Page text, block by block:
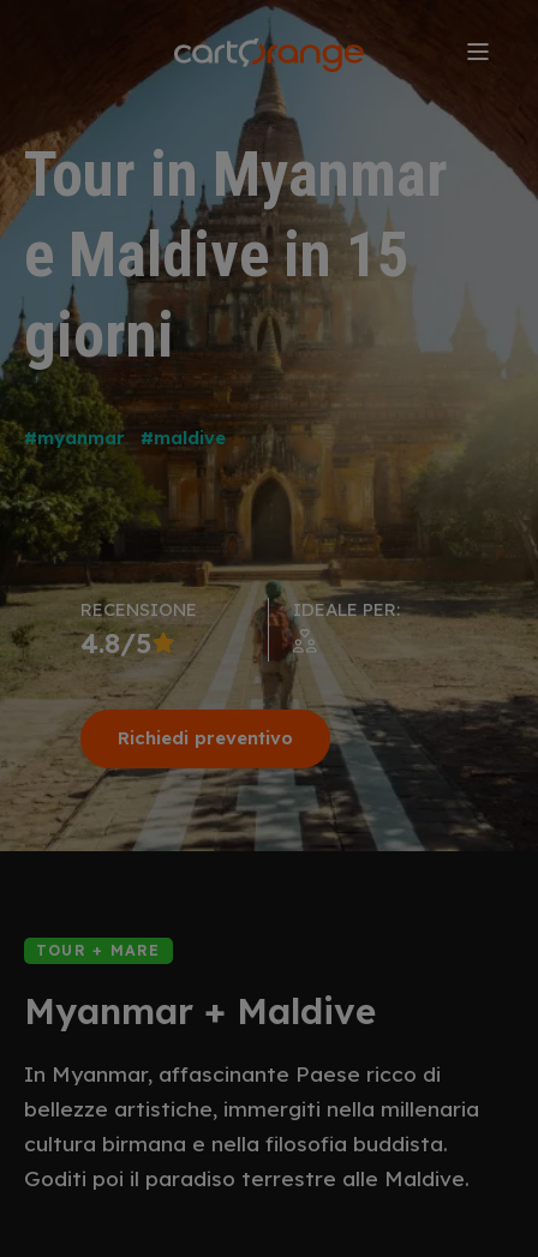
Tour in Myanmar
e Maldive in 15
giorni
#myanmar #maldive
TOUR + MARE
Myanmar + Maldive
In Myanmar, affascinante Paese ricco di
bellezze artistiche, immergiti nella millenaria
cultura birmana e nella filosofia buddista.
Goditi poi il paradiso terrestre alle Maldive.
RECENSIONE
4.8/5
IDEALE PER:
Richiedi preventivo